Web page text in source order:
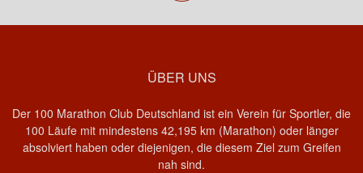
ÜBER UNS
Der 100 Marathon Club Deutschland ist ein Verein für Sportler, die
100 Läufe mit mindestens 42,195 km (Marathon) oder länger
absolviert haben oder diejenigen, die diesem Ziel zum Greifen
nah sind.